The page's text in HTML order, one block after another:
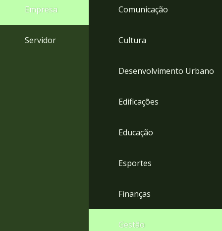
Empresa
Servidor
Comunicação
Cultura
Desenvolvimento Urbano
Edificações
Educação
Esportes
Finanças
Gestão